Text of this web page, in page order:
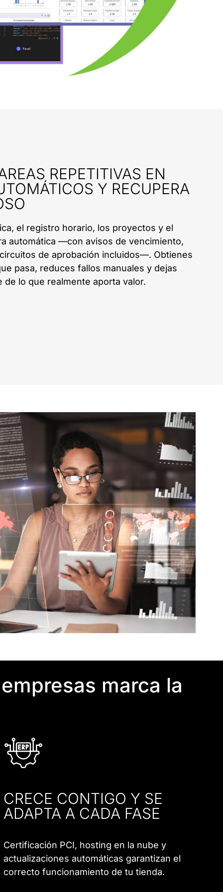
REPETITIVAS EN
Y RECUPERA
el registro horario, los proyectos y el
automática —con avisos de vencimiento,
de aprobación incluidos—. Obtienes
pasa, reduces fallos manuales y dejas
lo que realmente aporta valor.
marca la
CRECE CONTIGO Y SE
ADAPTA A CADA FASE
Certificación PCI, hosting en la nube y
actualizaciones automáticas garantizan el
correcto funcionamiento de tu tienda.